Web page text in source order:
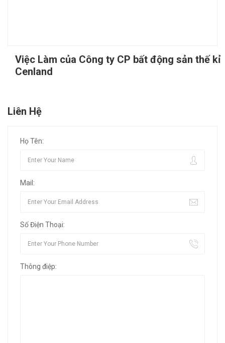
Việc Làm của Công ty CP bất động sản thế kỉ
Cenland
Liên Hệ
Họ Tên:
Mail:
Số Điện Thoại:
Thông điệp: